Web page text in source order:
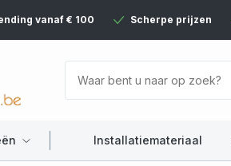
vanaf € 100 Scherpe prijzen
Installatiemateriaal